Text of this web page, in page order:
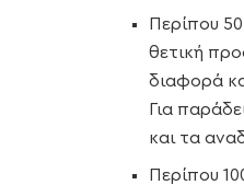
Περίπου
θετική
διαφορά
Για
και τα
Περίπου